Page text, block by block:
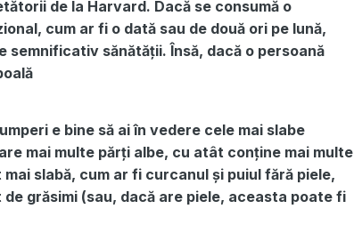
de la Harvard. Dacă se consumă o
cum ar fi o dată sau de două ori pe lună,
sănătății. Însă, dacă o persoană
e bine să ai în vedere cele mai slabe
mai multe părți albe, cu atât conține mai multe
slabă, cum ar fi curcanul și puiul fără piele,
grăsimi (sau, dacă are piele, aceasta poate fi